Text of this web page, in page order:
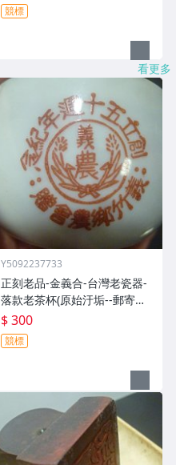
競標
看更多
Y5092237733
正刻老品-金義合-台灣老瓷器-
落款老茶杯(原始汙垢--郵寄免
運費)
$ 300
競標